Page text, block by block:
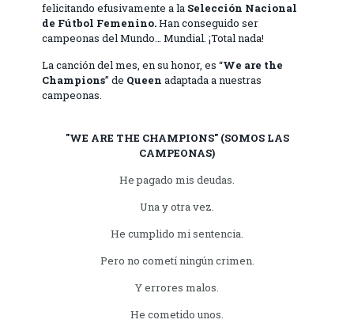
felicitando efusivamente a la Selección Nacional
de Fútbol Femenino.Han conseguido ser
campeonas del Mundo… Mundial. ¡Total nada!
La canción del mes, en su honor, es “We are the
Champions” de Queen adaptada a nuestras
campeonas.
"WE ARE THE CHAMPIONS" (SOMOS LAS
CAMPEONAS)
He pagado mis deudas.
Una y otra vez.
He cumplido mi sentencia.
Pero no cometí ningún crimen.
Y errores malos.
He cometido unos.